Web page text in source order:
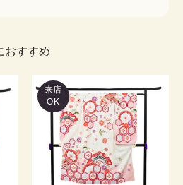
おすすめ
来店
OK